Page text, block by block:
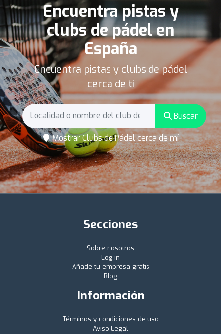
Encuentra pistas y
clubs de pádel en
España
Encuentra pistas y clubs de pádel
cerca de ti
Buscar
Mostrar Clubs de Pádel cerca de mí
Secciones
Sobre nosotros
Log in
Añade tu empresa gratis
Blog
Información
Términos y condiciones de uso
Aviso Legal